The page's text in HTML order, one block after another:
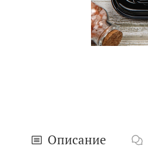
Описание